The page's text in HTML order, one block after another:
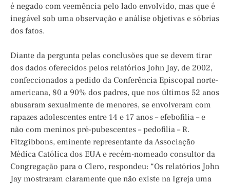
é negado com veemência pelo lado envolvido, mas que é
inegável sob uma observação e análise objetivas e sóbrias
dos fatos.
Diante da pergunta pelas conclusões que se devem tirar
dos dados oferecidos pelos relatórios John Jay, de 2002,
confeccionados a pedido da Conferência Episcopal norte-
americana, 80 a 90% dos padres, que nos últimos 52 anos
abusaram sexualmente de menores, se envolveram com
rapazes adolescentes entre 14 e 17 anos – efebofilia – e
não com meninos pré-pubescentes – pedofilia – R.
Fitzgibbons, eminente representante da Associação
Médica Católica dos EUA e recém-nomeado consultor da
Congregação para o Clero, respondeu: “Os relatórios John
Jay mostraram claramente que não existe na Igreja uma